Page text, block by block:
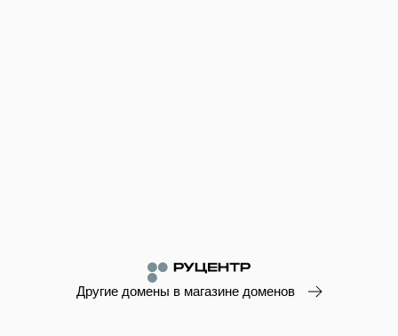
Другие домены в магазине доменов